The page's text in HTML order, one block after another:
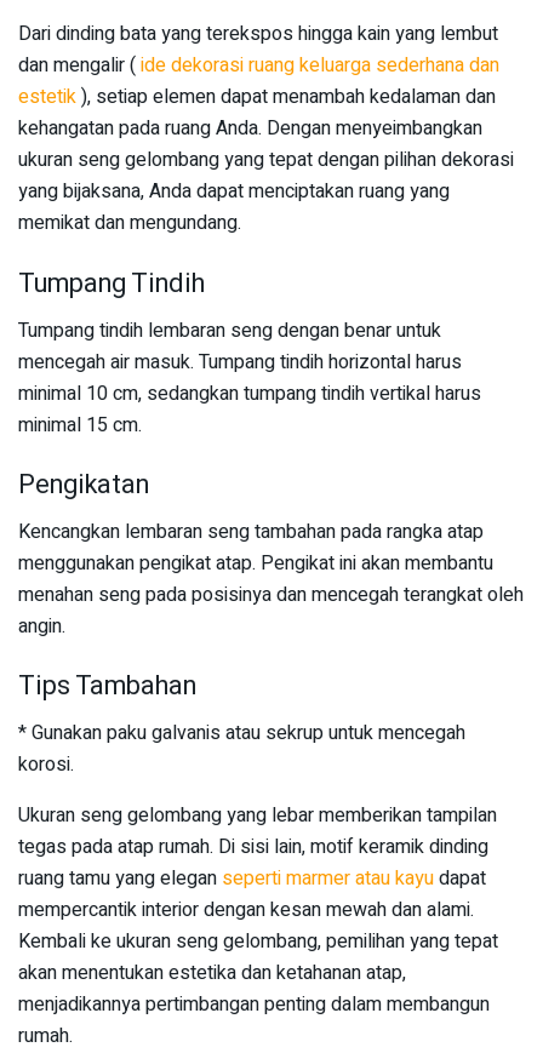
Dari dinding bata yang terekspos hingga kain yang lembut
dan mengalir (ide dekorasi ruang keluarga sederhana dan
estetik), setiap elemen dapat menambah kedalaman dan
kehangatan pada ruang Anda. Dengan menyeimbangkan
ukuran seng gelombang yang tepat dengan pilihan dekorasi
yang bijaksana, Anda dapat menciptakan ruang yang
memikat dan mengundang.
Tumpang Tindih
Tumpang tindih lembaran seng dengan benar untuk
mencegah air masuk. Tumpang tindih horizontal harus
minimal 10 cm, sedangkan tumpang tindih vertikal harus
minimal 15 cm.
Pengikatan
Kencangkan lembaran seng tambahan pada rangka atap
menggunakan pengikat atap. Pengikat ini akan membantu
menahan seng pada posisinya dan mencegah terangkat oleh
angin.
Tips Tambahan
* Gunakan paku galvanis atau sekrup untuk mencegah
korosi.
Ukuran seng gelombang yang lebar memberikan tampilan
tegas pada atap rumah. Di sisi lain, motif keramik dinding
ruang tamu yang elegan seperti marmer atau kayudapat
mempercantik interior dengan kesan mewah dan alami.
Kembali ke ukuran seng gelombang, pemilihan yang tepat
akan menentukan estetika dan ketahanan atap,
menjadikannya pertimbangan penting dalam membangun
rumah.